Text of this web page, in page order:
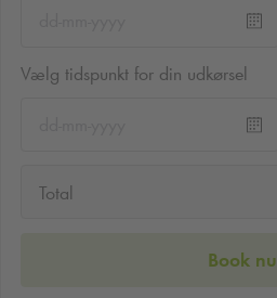
Vælg tidspunkt for din udkørsel
Total
Book nu